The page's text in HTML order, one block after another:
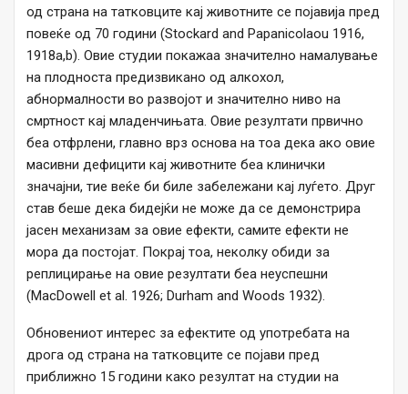
од страна на татковците кај животните се појавија пред
повеќе од 70 години (Stockard and Papanicolaou 1916,
1918a,b). Овие студии покажаа значително намалување
на плодноста предизвикано од алкохол,
абнормалности во развојот и значително ниво на
смртност кај младенчињата. Овие резултати првично
беа отфрлени, главно врз основа на тоа дека ако овие
масивни дефицити кај животните беа клинички
значајни, тие веќе би биле забележани кај луѓето. Друг
став беше дека бидејќи не може да се демонстрира
јасен механизам за овие ефекти, самите ефекти не
мора да постојат. Покрај тоа, неколку обиди за
реплицирање на овие резултати беа неуспешни
(MacDowell et al. 1926; Durham and Woods 1932).
Обновениот интерес за ефектите од употребата на
дрога од страна на татковците се појави пред
приближно 15 години како резултат на студии на